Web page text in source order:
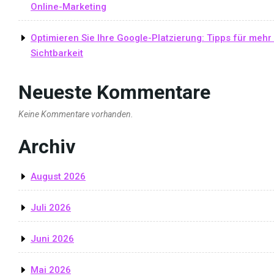
Online-Marketing
Optimieren Sie Ihre Google-Platzierung: Tipps für mehr
Sichtbarkeit
Neueste Kommentare
Keine Kommentare vorhanden.
Archiv
August 2026
Juli 2026
Juni 2026
Mai 2026